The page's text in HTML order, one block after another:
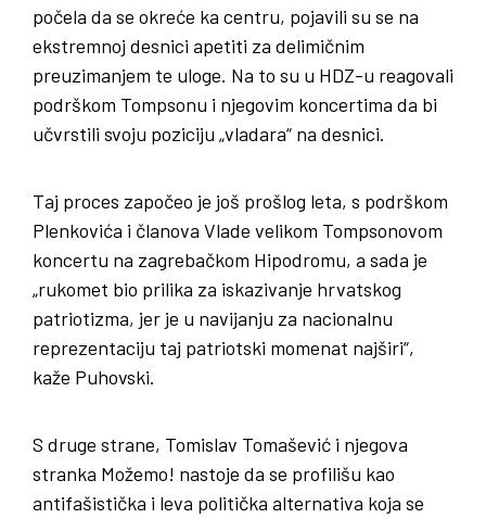
počela da se okreće ka centru, pojavili su se na
ekstremnoj desnici apetiti za delimičnim
preuzimanjem te uloge. Na to su u HDZ-u reagovali
podrškom Tompsonu i njegovim koncertima da bi
učvrstili svoju poziciju „vladara“ na desnici.
Taj proces započeo je još prošlog leta, s podrškom
Plenkovića i članova Vlade velikom Tompsonovom
koncertu na zagrebačkom Hipodromu, a sada je
„rukomet bio prilika za iskazivanje hrvatskog
patriotizma, jer je u navijanju za nacionalnu
reprezentaciju taj patriotski momenat najširi“,
kaže Puhovski.
S druge strane, Tomislav Tomašević i njegova
stranka Možemo! nastoje da se profilišu kao
antifašistička i leva politička alternativa koja se